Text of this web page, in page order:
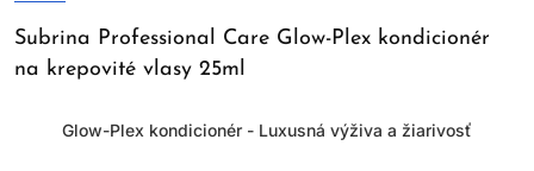
Subrina Professional Care Glow-Plex kondicionér
na krepovité vlasy 25ml
Glow-Plex kondicionér - Luxusná výživa a žiarivosť